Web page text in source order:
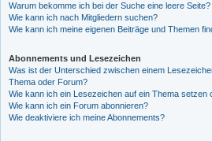
Warum bekomme ich bei der Suche eine leere Seite?
Wie kann ich nach Mitgliedern suchen?
Wie kann ich meine eigenen Beiträge und Themen
Abonnements und Lesezeichen
Was ist der Unterschied zwischen einem
Thema oder Forum?
Wie kann ich ein Lesezeichen auf ein Thema setzen
Wie kann ich ein Forum abonnieren?
Wie deaktiviere ich meine Abonnements?